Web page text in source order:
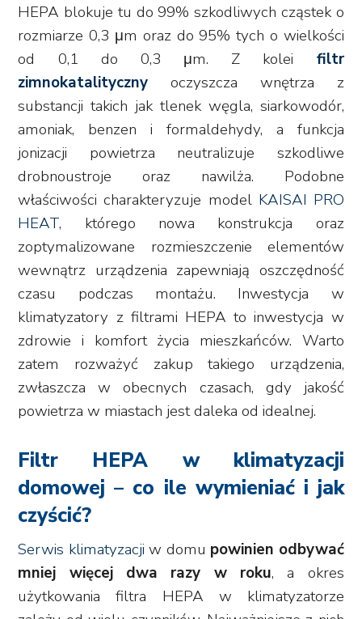
HEPA blokuje tu do 99% szkodliwych cząstek o
rozmiarze 0,3 μm oraz do 95% tych o wielkości
od 0,1 do 0,3 μm. Z kolei filtr
zimnokatalityczny oczyszcza wnętrza z
substancji takich jak tlenek węgla, siarkowodór,
amoniak, benzen i formaldehydy, a funkcja
jonizacji powietrza neutralizuje szkodliwe
drobnoustroje oraz nawilża. Podobne
właściwości charakteryzuje model KAISAI PRO
HEAT, którego nowa konstrukcja oraz
zoptymalizowane rozmieszczenie elementów
wewnątrz urządzenia zapewniają oszczędność
czasu podczas montażu. Inwestycja w
klimatyzatory z filtrami HEPA to inwestycja w
zdrowie i komfort życia mieszkańców. Warto
zatem rozważyć zakup takiego urządzenia,
zwłaszcza w obecnych czasach, gdy jakość
powietrza w miastach jest daleka od idealnej.
Filtr HEPA w klimatyzacji
domowej – co ile wymieniać i jak
czyścić?
Serwis klimatyzacji w domu powinien odbywać
mniej więcej dwa razy w roku, a okres
użytkowania filtra HEPA w klimatyzatorze